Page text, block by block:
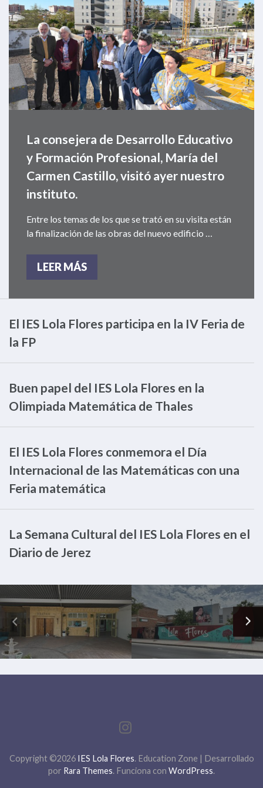
La consejera de Desarrollo Educativo
y Formación Profesional, María del
Carmen Castillo, visitó ayer nuestro
instituto.
Entre los temas de los que se trató en su visita están
la finalización de las obras del nuevo edificio …
LEER MÁS
El IES Lola Flores participa en la IV Feria de
la FP
Buen papel del IES Lola Flores en la
Olimpiada Matemática de Thales
El IES Lola Flores conmemora el Día
Internacional de las Matemáticas con una
Feria matemática
La Semana Cultural del IES Lola Flores en el
Diario de Jerez
Copyright ©2026 IES Lola Flores. Education Zone | Desarrollado
por Rara Themes. Funciona con WordPress.